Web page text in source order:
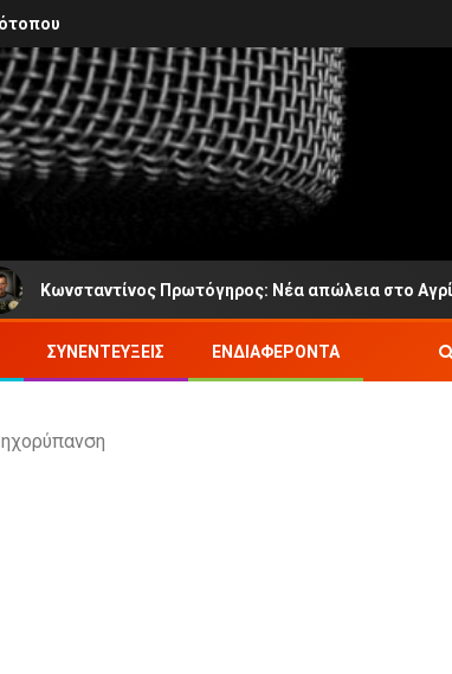
Πρωτόγηρος: Νέα απώλεια στο Αγρίνιο,
ΣΥΝΕΝΤΕΎΞΕΙΣ ΕΝΔΙΑΦΈΡΟΝΤΑ
ηχορύπανση